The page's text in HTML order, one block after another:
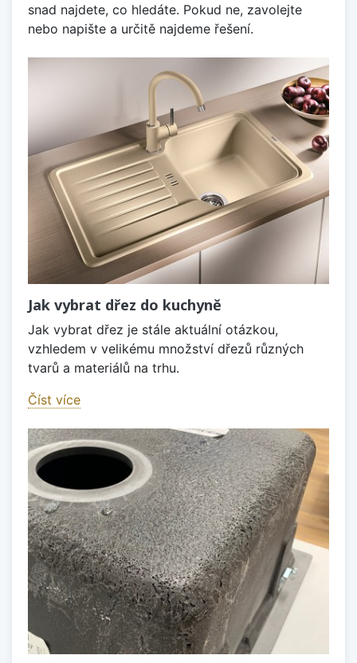
snad najdete, co hledáte. Pokud ne, zavolejte
nebo napište a určitě najdeme řešení.
Jak vybrat dřez do kuchyně
Jak vybrat dřez je stále aktuální otázkou,
vzhledem v velikému množství dřezů různých
tvarů a materiálů na trhu.
Číst více